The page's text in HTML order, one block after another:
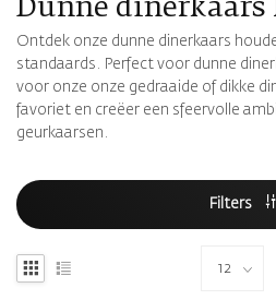
Dunne dinerkaars
Ontdek onze dunne dinerkaars
standaards. Perfect voor dunne
voor onze onze gedraaide of dikke
favoriet en creëer een sfeervolle
geurkaarsen.
Filters